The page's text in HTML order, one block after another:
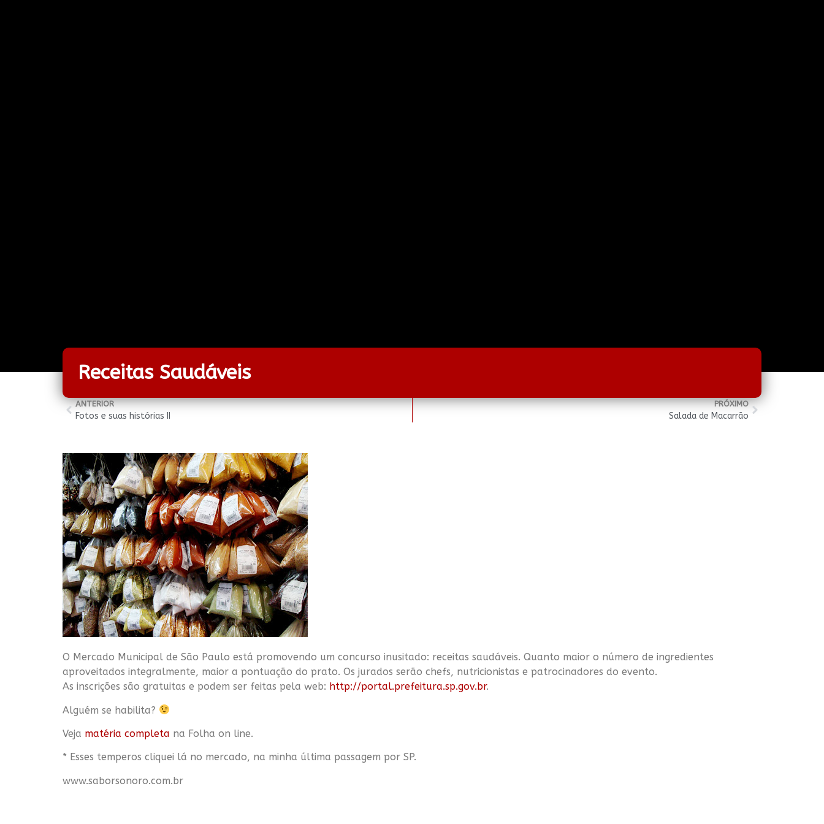
Receitas Saudáveis
ANTERIOR
Fotos e suas histórias II
PRÓXIMO
Salada de Macarrão
O Mercado Municipal de São Paulo está promovendo um concurso inusitado: receitas saudáveis. Quanto maior o número de ingredientes
aproveitados integralmente, maior a pontuação do prato. Os jurados serão chefs, nutricionistas e patrocinadores do evento.
As inscrições são gratuitas e podem ser feitas pela web: http://portal.prefeitura.sp.gov.br.
Alguém se habilita?
Veja matéria completa na Folha on line.
* Esses temperos cliquei lá no mercado, na minha última passagem por SP.
www.saborsonoro.com.br